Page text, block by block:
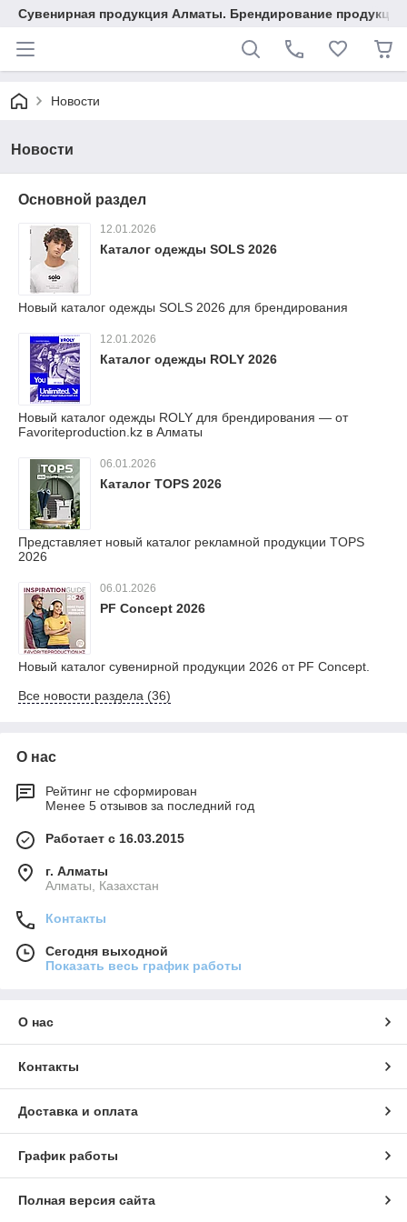
Сувенирная продукция Алматы. Брендирование
Новости
Новости
Основной раздел
12.01.2026
Каталог одежды SOLS 2026
Новый каталог одежды SOLS 2026 для брендирования
12.01.2026
Каталог одежды ROLY 2026
Новый каталог одежды ROLY для брендирования — от
Favoriteproduction.kz в Алматы
06.01.2026
Каталог TOPS 2026
Представляет новый каталог рекламной продукции TOPS
2026
06.01.2026
PF Concept 2026
Новый каталог сувенирной продукции 2026 от PF Concept.
Все новости раздела (36)
О нас
Рейтинг не сформирован
Менее 5 отзывов за последний год
Работает с 16.03.2015
г. Алматы
Алматы, Казахстан
Контакты
Сегодня выходной
Показать весь график работы
О нас
Контакты
Доставка и оплата
График работы
Полная версия сайта